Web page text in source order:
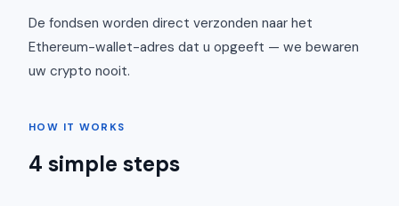
De fondsen worden direct verzonden naar het
Ethereum-wallet-adres dat u opgeeft — we bewaren
uw crypto nooit.
HOW IT WORKS
4 simple steps